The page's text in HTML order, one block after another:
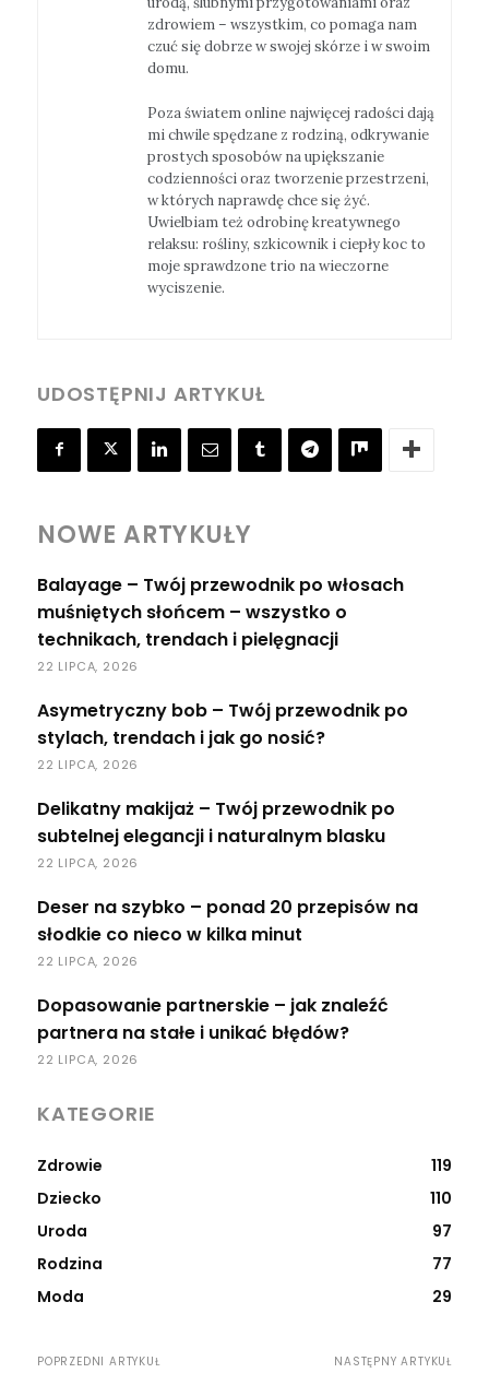
zdrowiem – wszystkim, co pomaga nam
czuć się dobrze w swojej skórze i w swoim
domu.
Poza światem online najwięcej radości dają
mi chwile spędzane z rodziną, odkrywanie
prostych sposobów na upiększanie
codzienności oraz tworzenie przestrzeni,
w których naprawdę chce się żyć.
Uwielbiam też odrobinę kreatywnego
relaksu: rośliny, szkicownik i ciepły koc to
moje sprawdzone trio na wieczorne
wyciszenie.
UDOSTĘPNIJ ARTYKUŁ
NOWE ARTYKUŁY
Balayage – Twój przewodnik po włosach
muśniętych słońcem – wszystko o
technikach, trendach i pielęgnacji
22 LIPCA, 2026
Asymetryczny bob – Twój przewodnik po
stylach, trendach i jak go nosić?
22 LIPCA, 2026
Delikatny makijaż – Twój przewodnik po
subtelnej elegancji i naturalnym blasku
22 LIPCA, 2026
Deser na szybko – ponad 20 przepisów na
słodkie co nieco w kilka minut
22 LIPCA, 2026
Dopasowanie partnerskie – jak znaleźć
partnera na stałe i unikać błędów?
22 LIPCA, 2026
KATEGORIE
Zdrowie
119
Dziecko
110
Uroda
97
Rodzina
77
Moda
29
POPRZEDNI ARTYKUŁ NASTĘPNY ARTYKUŁ